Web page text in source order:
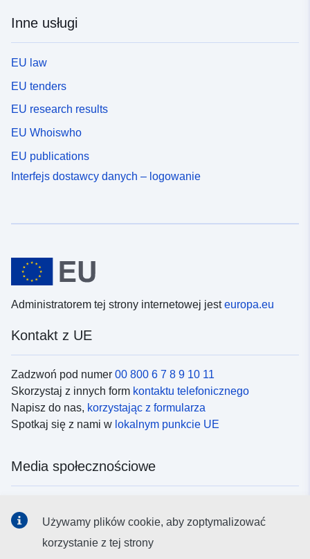
Inne usługi
EU law
EU tenders
EU research results
EU Whoiswho
EU publications
Interfejs dostawcy danych – logowanie
Administratorem tej strony internetowej jesteuropa.eu
Kontakt z UE
Zadzwoń pod numer 00 800 6 7 8 9 10 11
Skorzystaj z innych form kontaktu telefonicznego
Napisz do nas, korzystając z formularza
Spotkaj się z nami w lokalnym punkcie UE
Media społecznościowe
Używamy plików cookie, aby zoptymalizować
korzystanie z tej strony